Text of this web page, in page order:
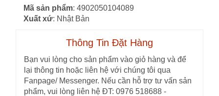
Mã sản phẩm: 4902050104089
Xuất xứ: Nhật Bản
Thông Tin Đặt Hàng
Bạn vui lòng cho sản phẩm vào giỏ hàng và để
lại thông tin hoặc liên hệ với chúng tôi qua
Fanpage/ Messenger. Nếu cần hỗ trợ tư vấn sản
phẩm, vui lòng liên hệ ĐT: 0976 518688 -